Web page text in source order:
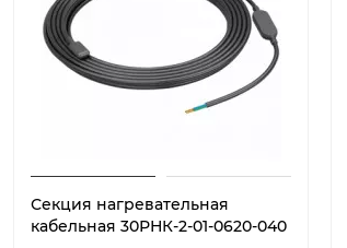
Секция нагревательная
кабельная 30РНК-2-01-0620-040